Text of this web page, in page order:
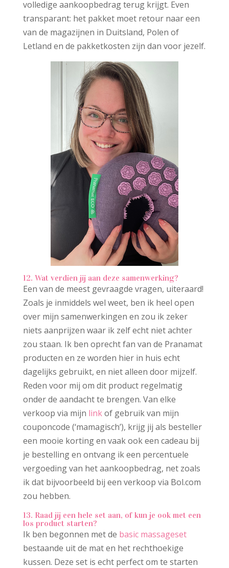
volledige aankoopbedrag terug krijgt. Even
transparant: het pakket moet retour naar een
van de magazijnen in Duitsland, Polen of
Letland en de pakketkosten zijn dan voor jezelf.
12. Wat verdien jij aan deze samenwerking?
Een van de meest gevraagde vragen, uiteraard!
Zoals je inmiddels wel weet, ben ik heel open
over mijn samenwerkingen en zou ik zeker
niets aanprijzen waar ik zelf echt niet achter
zou staan. Ik ben oprecht fan van de Pranamat
producten en ze worden hier in huis echt
dagelijks gebruikt, en niet alleen door mijzelf.
Reden voor mij om dit product regelmatig
onder de aandacht te brengen. Van elke
verkoop via mijn linkof gebruik van mijn
couponcode (‘mamagisch’), krijg jij als besteller
een mooie korting en vaak ook een cadeau bij
je bestelling en ontvang ik een percentuele
vergoeding van het aankoopbedrag, net zoals
ik dat bijvoorbeeld bij een verkoop via Bol.com
zou hebben.
13. Raad jij een hele set aan, of kun je ook met een
los product starten?
Ik ben begonnen met de basic massageset
bestaande uit de mat en het rechthoekige
kussen. Deze set is echt perfect om te starten